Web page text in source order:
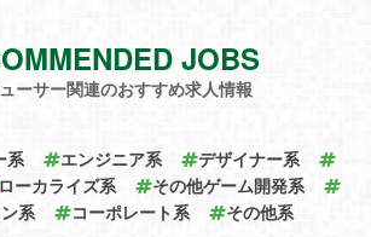
得支援制度（情報処理技術試験、
検定など）
スマナー研修
向上研修
彰制度
入制度
オンライン研修制度)
改革】
リームは働き易い会社を目指し
休暇、各種福利厚生など様々な制
し、ワークライフバランスのとれ
・復帰を応援しています！安心し
きたい方に適した環境です。
日127日
業時間10.9時間
暇取得率100%（2017年5月～20
ョンとの折衝
付随する業務
てではなく、これまで実績や適性
ナムコグループ、セガグループ、
ど、ゲーム業界を牽引するトップ
定的な取引を行っております。プ
ョンカンパニーの一員として様々
JOBS
ーサー関連のおすすめ求人情報
系 エンジニア系
デザイナー系
ローカライズ系
その他ゲーム開発系
系
コーポレート系 その他系